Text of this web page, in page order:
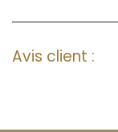
Avis client :